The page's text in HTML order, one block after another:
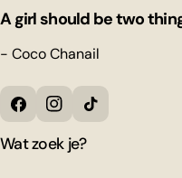
A girl should be two
- Coco Chanail
FacebookInstagram
Tiktok
Wat zoek je?